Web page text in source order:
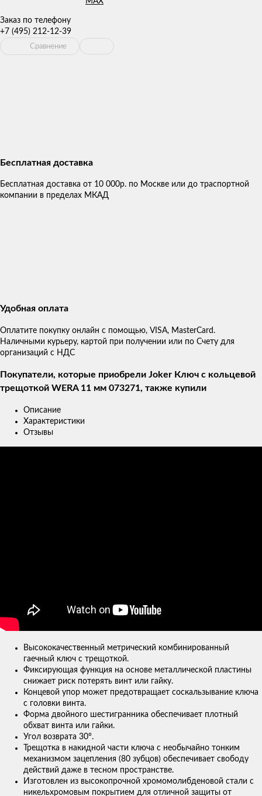
Заказ по телефону
+7 (495) 212-12-39
Сравнение
Бесплатная доставка
Бесплатная доставка от 10 000р. по Москве или до траспортной
компании в пределах МКАД
Удобная оплата
Оплатите покупку онлайн с помощью, VISA, MasterCard.
Наличными курьеру, картой при получении или по Счету для
организаций с НДС
Покупатели, которые приобрели Joker Ключ с кольцевой
трещоткой WERA 11 мм 073271, также купили
Описание
Характеристики
Отзывы
Высококачественный метрический комбинированный
гаечный ключ с трещоткой.
Фиксирующая функция на основе металлической пластины
снижает риск потерять винт или гайку.
Концевой упор может предотвращает соскальзывание ключа
с головки винта.
Форма двойного шестигранника обеспечивает плотный
обхват винта или гайки.
Угол возврата 30°.
Трещотка в накидной части ключа с необычайно тонким
механизмом зацепления (80 зубцов) обеспечивает свободу
действий даже в тесном пространстве.
Изготовлен из высокопрочной хромомолибденовой стали с
никельхромовым покрытием для отличной защиты от